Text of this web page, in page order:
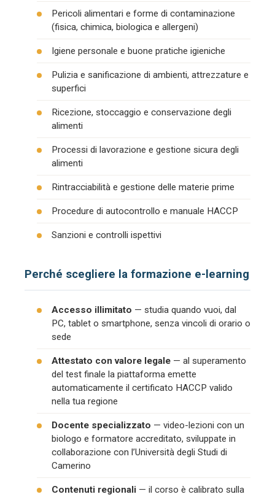
Pericoli alimentari e forme di contaminazione
(fisica, chimica, biologica e allergeni)
Igiene personale e buone pratiche igieniche
Pulizia e sanificazione di ambienti, attrezzature e
superfici
Ricezione, stoccaggio e conservazione degli
alimenti
Processi di lavorazione e gestione sicura degli
alimenti
Rintracciabilità e gestione delle materie prime
Procedure di autocontrollo e manuale HACCP
Sanzioni e controlli ispettivi
Perché scegliere la formazione e-learning
Accesso illimitato — studia quando vuoi, dal
PC, tablet o smartphone, senza vincoli di orario o
sede
Attestato con valore legale — al superamento
del test finale la piattaforma emette
automaticamente il certificato HACCP valido
nella tua regione
Docente specializzato — video-lezioni con un
biologo e formatore accreditato, sviluppate in
collaborazione con l’Università degli Studi di
Camerino
Contenuti regionali — il corso è calibrato sulla